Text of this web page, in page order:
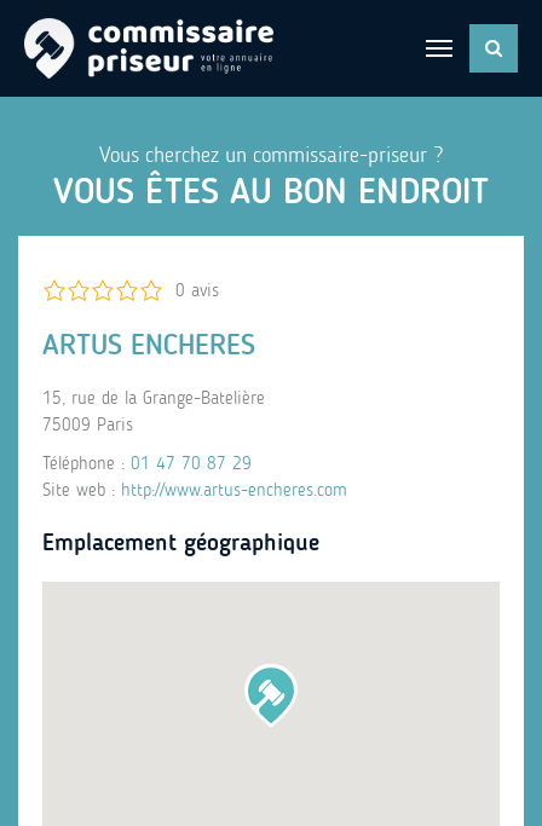
Vous cherchez un commissaire-priseur ?
VOUS ÊTES AU BON ENDROIT
0 avis
ARTUS ENCHERES
15, rue de la Grange-Batelière
75009 Paris
Téléphone : 01 47 70 87 29
Site web : http://www.artus-encheres.com
Emplacement géographique